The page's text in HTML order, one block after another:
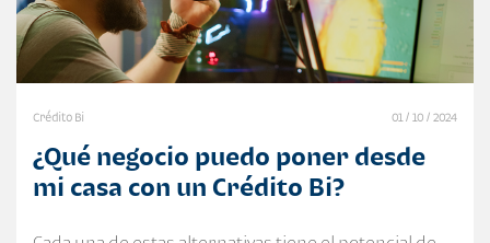
Crédito Bi 01 / 10 / 2024
¿Qué negocio puedo poner desde
mi casa con un Crédito Bi?